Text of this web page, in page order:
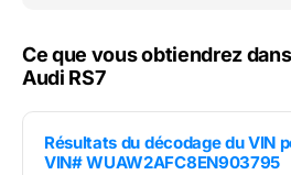
Ce que vous obtiendrez
Audi RS7
Résultats du décodage du VIN
VIN# WUAW2AFC8EN903795